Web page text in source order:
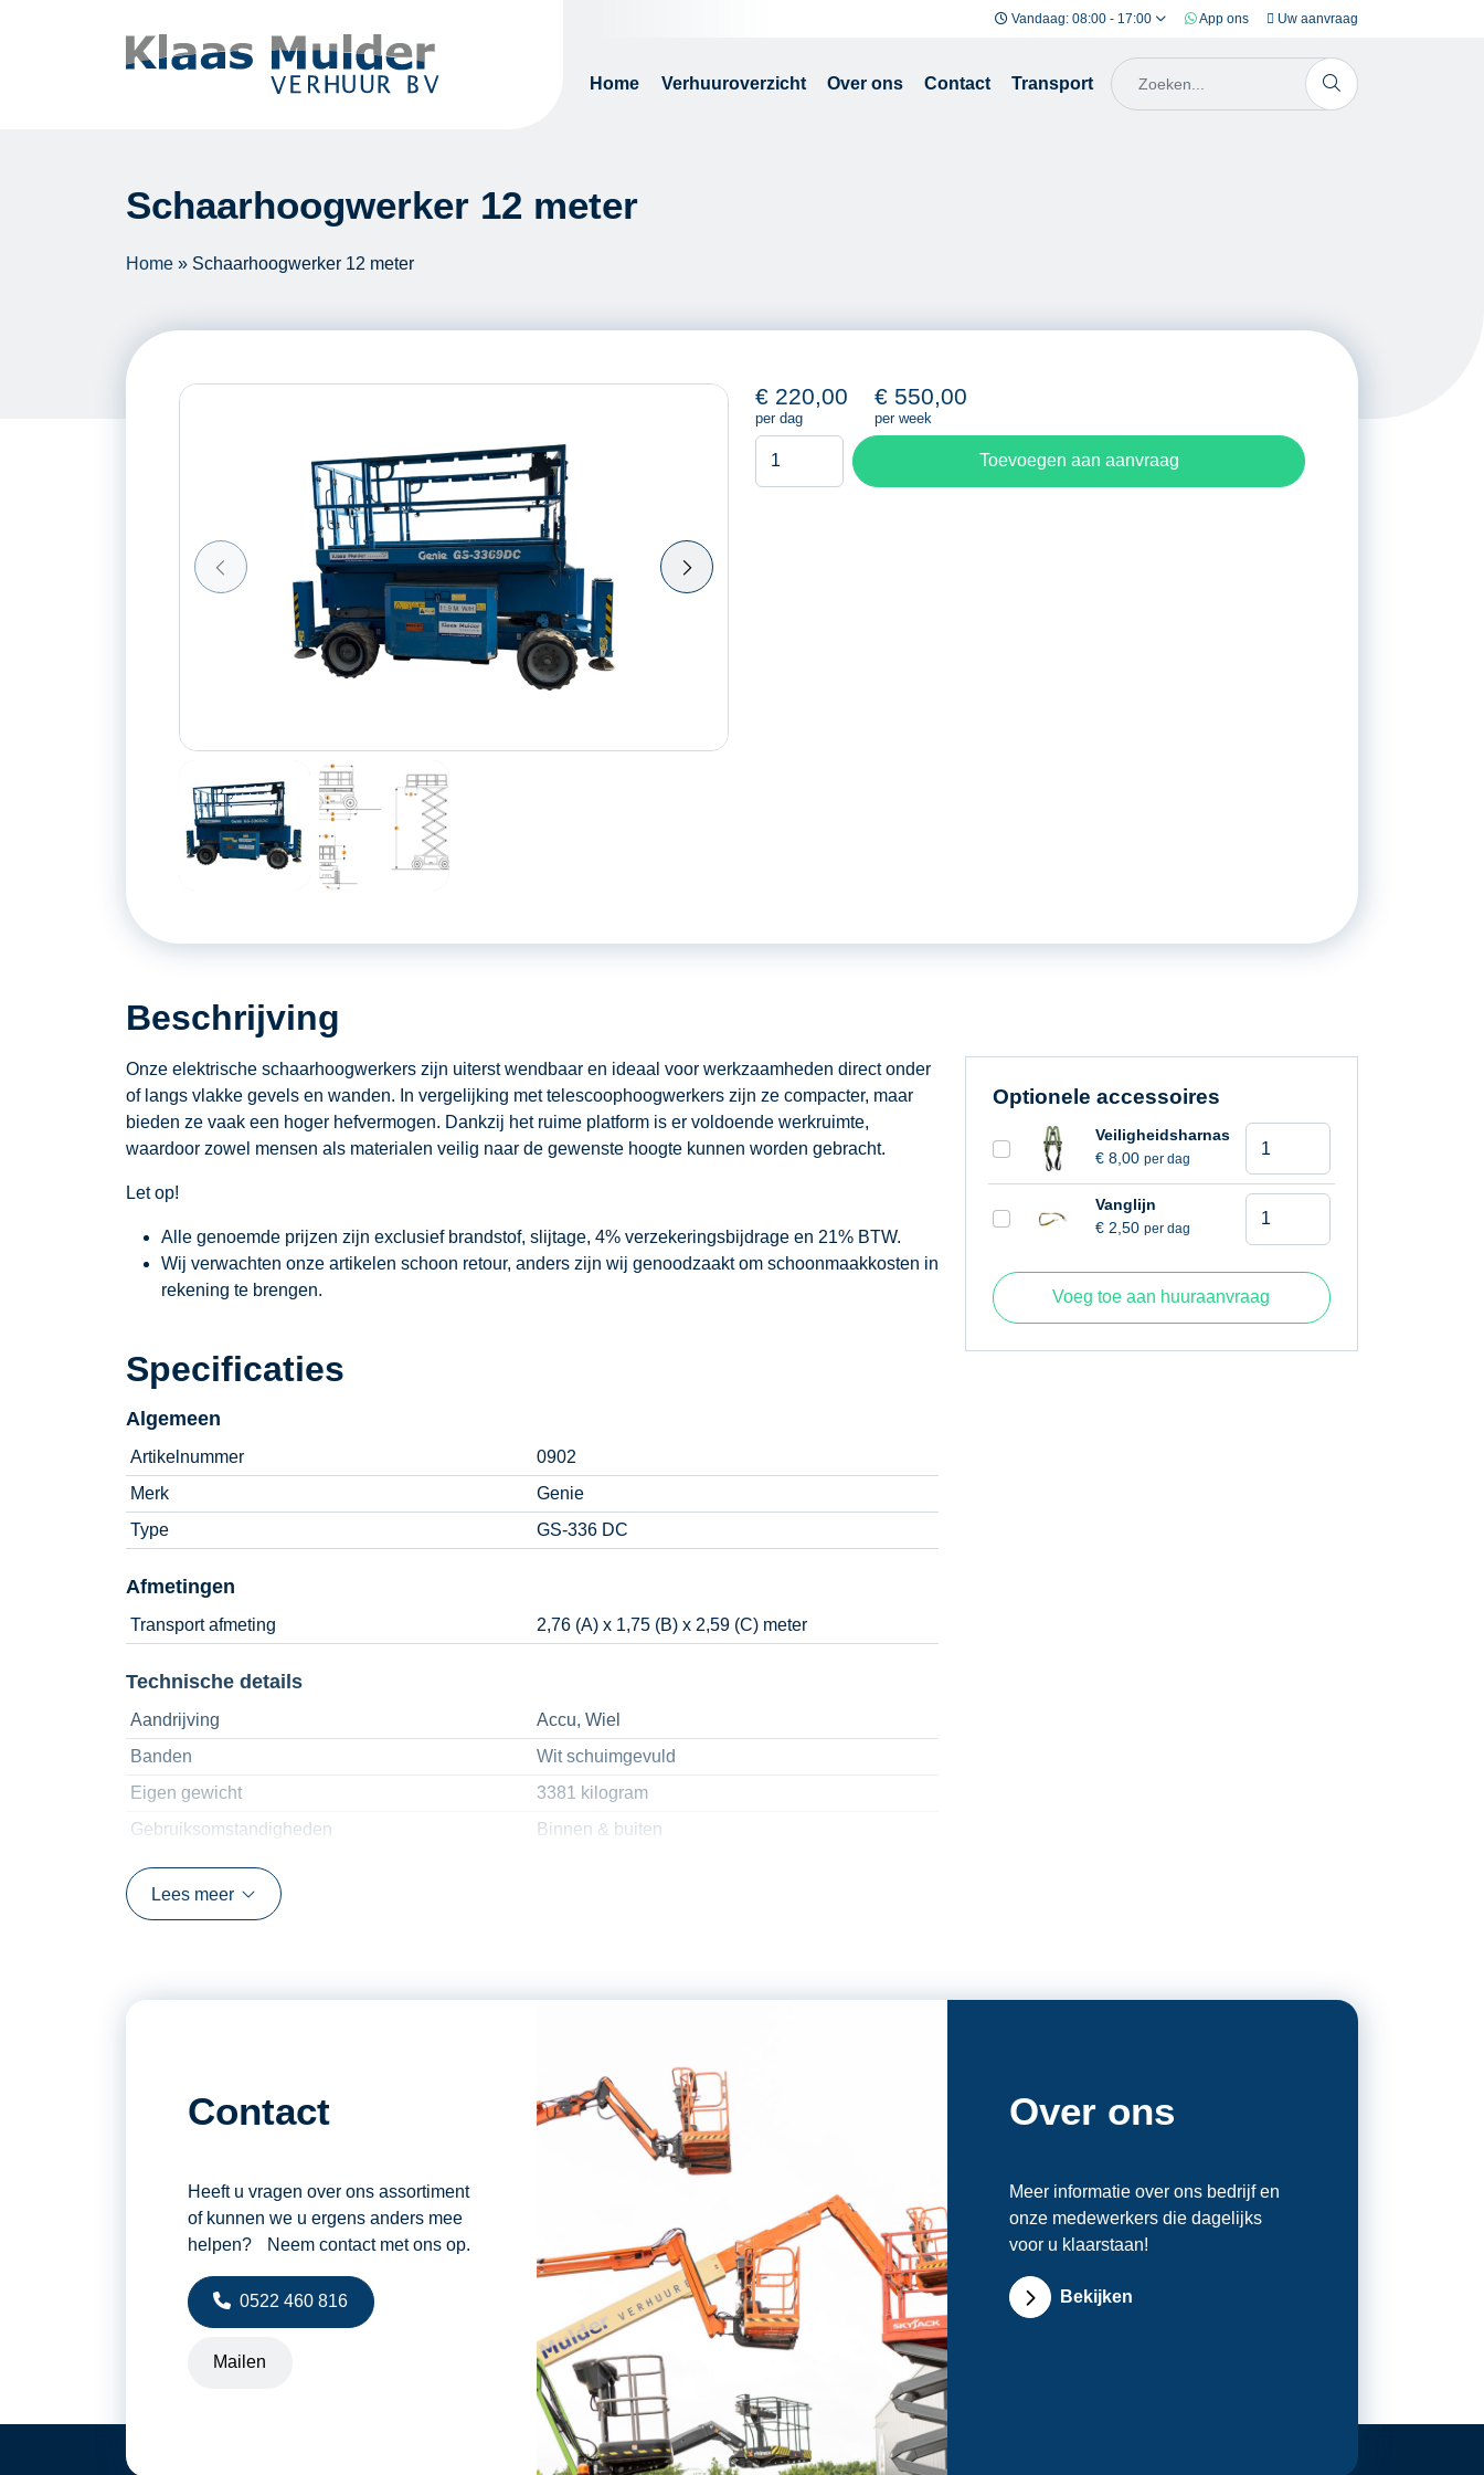
Vandaag: 08:00 - 17:00 App ons Uw aanvraag
Home Verhuuroverzicht Over ons Contact Transport
Schaarhoogwerker 12 meter
Home » Schaarhoogwerker 12 meter
€ 220,00
per dag
€ 550,00
per week
Schaarhoogwerker
Toevoegen aan aanvraag
Beschrijving
Onze elektrische schaarhoogwerkers zijn uiterst wendbaar en ideaal voor werkzaamheden direct onder
of langs vlakke gevels en wanden. In vergelijking met telescoophoogwerkers zijn ze compacter, maar
bieden ze vaak een hoger hefvermogen. Dankzij het ruime platform is er voldoende werkruimte,
waardoor zowel mensen als materialen veilig naar de gewenste hoogte kunnen worden gebracht.
Let op!
Alle genoemde prijzen zijn exclusief brandstof, slijtage, 4% verzekeringsbijdrage en 21% BTW.
Wij verwachten onze artikelen schoon retour, anders zijn wij genoodzaakt om schoonmaakkosten in
rekening te brengen.
Specificaties
Algemeen
Artikelnummer
0902
Merk
Genie
Type
GS-336 DC
Afmetingen
Transport afmeting 2,76 (A) x 1,75 (B) x 2,59 (C) meter
Technische details
Aandrijving
Accu, Wiel
Banden
Wit schuimgevuld
Eigen gewicht
3381 kilogram
Gebruiksomstandigheden
Binnen & buiten
Hefvermogen
Platform afmetingen
Lees meer
Optionele accessoires
Veiligheidsharnas
€8,00 per dag
12
meter
aantal
Vanglijn
€2,50 per dag
Voeg toe aan huuraanvraag
Contact
Heeft u vragen over ons assortiment
of kunnen we u ergens anders mee
helpen? Neem contact met ons op.
0522 460 816
Mailen
Over ons
Meer informatie over ons bedrijf en
onze medewerkers die dagelijks
voor u klaarstaan!
Bekijken